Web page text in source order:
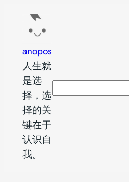
anopos
人生就
是选
择，选
择的关
键在于
认识自
我。
索